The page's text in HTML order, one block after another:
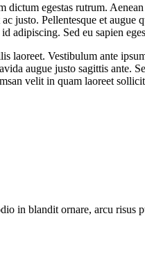
egestas rutrum.
justo. Pellentesque et
adipiscing. Sed eu sapien
laoreet. Vestibulum ante
augue justo sagittis ante.
velit in quam laoreet
in blandit ornare, arcu risus